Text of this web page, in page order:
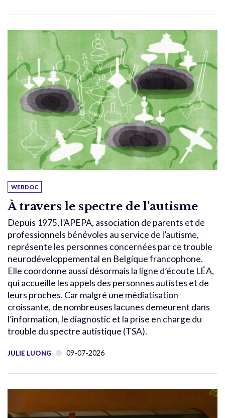
WEBDOC
À travers le spectre de l’autisme
Depuis 1975, l’APEPA, association de parents et de
professionnels bénévoles au service de l’autisme,
représente les personnes concernées par ce trouble
neurodéveloppemental en Belgique francophone.
Elle coordonne aussi désormais la ligne d’écoute LÉA,
qui accueille les appels des personnes autistes et de
leurs proches. Car malgré une médiatisation
croissante, de nombreuses lacunes demeurent dans
l’information, le diagnostic et la prise en charge du
trouble du spectre autistique (TSA).
JULIE LUONG 09-07-2026